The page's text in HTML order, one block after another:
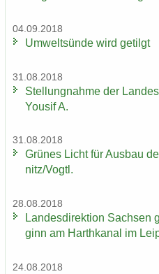
04.09.2018
Um­welt­sün­de wird ge­tilgt
31.08.2018
Stel­lung­nah­me der
You­sif A.
31.08.2018
Grü­nes Licht für Aus­bau
nitz/Vogtl.
28.08.2018
Lan­des­di­rek­ti­on Sach­sen
ginn am Harth­ka­nal im
24.08.2018